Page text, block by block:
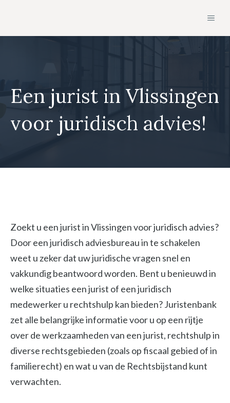
de
Een jurist in Vlissingen
voor juridisch advies!
Zoekt u een jurist in Vlissingen voor juridisch advies?
Door een juridisch adviesbureau in te schakelen
weet u zeker dat uw juridische vragen snel en
vakkundig beantwoord worden. Bent u benieuwd in
welke situaties een jurist of een juridisch
medewerker u rechtshulp kan bieden? Juristenbank
zet alle belangrijke informatie voor u op een rijtje
over de werkzaamheden van een jurist, rechtshulp in
diverse rechtsgebieden (zoals op fiscaal gebied of in
familierecht) en wat u van de Rechtsbijstand kunt
verwachten.